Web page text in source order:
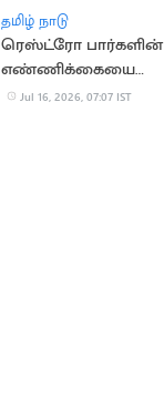
தமிழ் நாடு
ரெஸ்ட்ரோ பார்களின்
எண்ணிக்கையை
அதிகரிக்க TN அரசு
Jul 16, 2026, 07:07 IST